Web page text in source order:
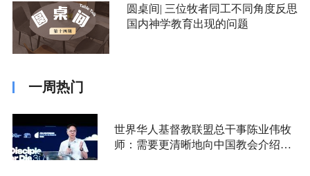
圆桌间| 三位牧者同工不同角度反思
国内神学教育出现的问题
一周热门
世界华人基督教联盟总干事陈业伟牧
师：需要更清晰地向中国教会介绍福